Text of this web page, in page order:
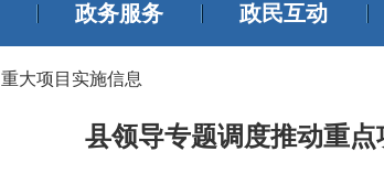
政务服务 政民互动
重大项目实施信息
县领导专题调度推动重点